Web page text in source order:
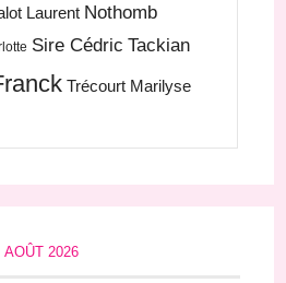
Laurent Nothomb
Sire Cédric Tackian
Trécourt Marilyse
AOÛT 2026